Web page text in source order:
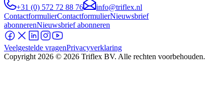
+31 (0) 572 72 88 76
info@triflex.nl
ContactformulierContactformulierNieuwsbrief
abonnerenNieuwsbrief abonneren
Veelgestelde vragenPrivacyverklaring
Copyright 2026 © 2026 Triflex BV. Alle rechten voorbehouden.